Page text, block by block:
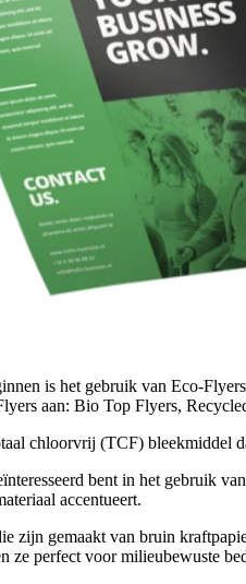
is het gebruik van Eco-
aan: Bio Top Flyers,
chloorvrij (TCF) bleekmiddel
bent in het gebruik
accentueert.
zijn gemaakt van bruin
ze perfect voor milieubewuste